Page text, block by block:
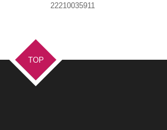
22210035911
TOP